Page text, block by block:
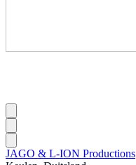
JAGO & L-ION Productions